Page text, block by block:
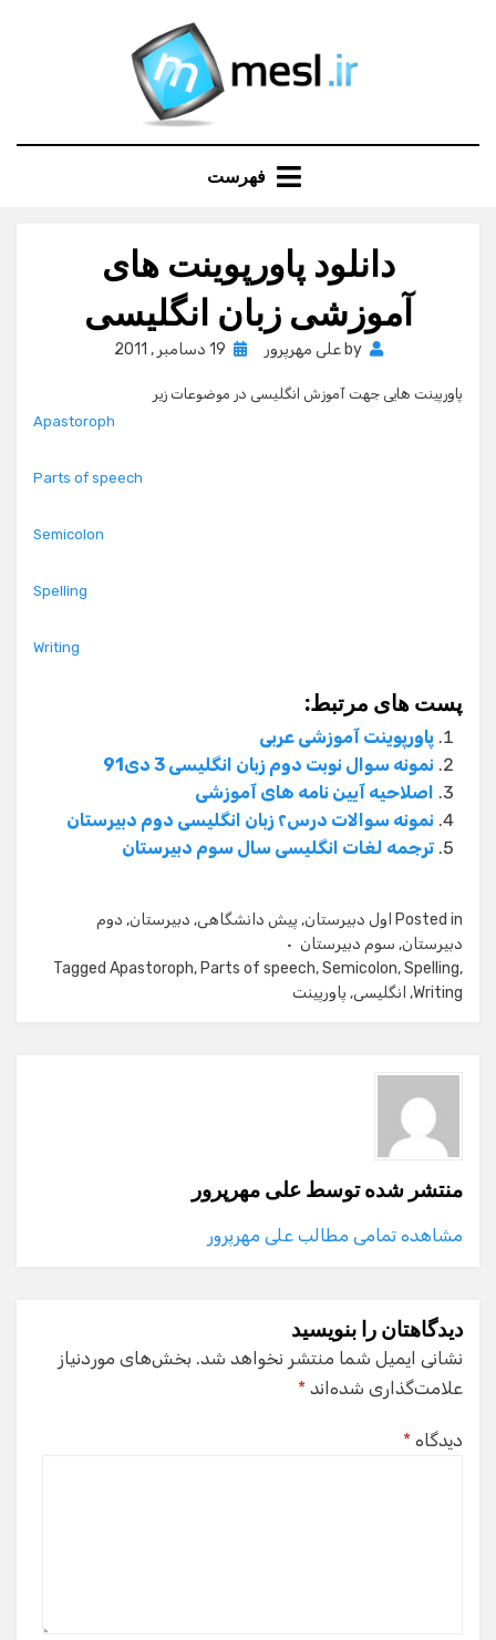
فهرست
دانلود پاورپوینت های
آموزشی زبان انگلیسی
by علی مهرپرور
Posted
19 دسامبر , 2011
پاورپینت هایی جهت آموزش انگلیسی در موضوعات زیر
Apastoroph
Parts of speech
Semicolon
Spelling
Writing
پست های مرتبط:
پاورپوینت آموزشی عربی
نمونه سوال نوبت دوم زبان انگلیسی 3 دی91
اصلاحیه آیین نامه های آموزشی
نمونه سوالات درس۲ زبان انگلیسی دوم دبیرستان
ترجمه لغات انگلیسی سال سوم دبیرستان
Posted in اول دبیرستان, پیش دانشگاهی, دبیرستان, دوم
دبیرستان, سوم دبیرستان
Tagged Apastoroph, Parts of speech,Semicolon,Spelling,
Writing
, انگلیسی, پاورپینت
منتشر شده توسطعلی مهرپرور
مشاهده تمامی مطالب علی مهرپرور
دیدگاهتان را بنویسید
نشانی ایمیل شما منتشر نخواهد شد. بخش‌های موردنیاز
علامت‌گذاری شده‌اند *
دیدگاه *